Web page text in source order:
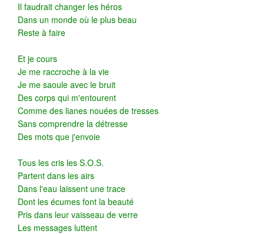
Il faudrait changer les héros
Dans un monde où le plus beau
Reste à faire
Et je cours
Je me raccroche à la vie
Je me saoule avec le bruit
Des corps qui m'entourent
Comme des lianes nouées de tresses
Sans comprendre la détresse
Des mots que j'envoie
Tous les cris les S.O.S.
Partent dans les airs
Dans l'eau laissent une trace
Dont les écumes font la beauté
Pris dans leur vaisseau de verre
Les messages luttent